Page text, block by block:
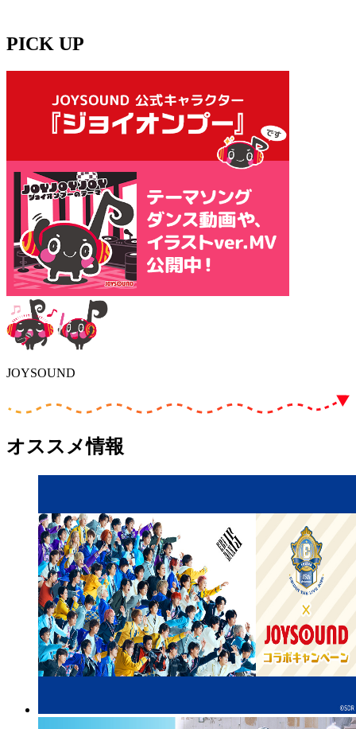
PICK UP
JOYSOUND
オススメ情報